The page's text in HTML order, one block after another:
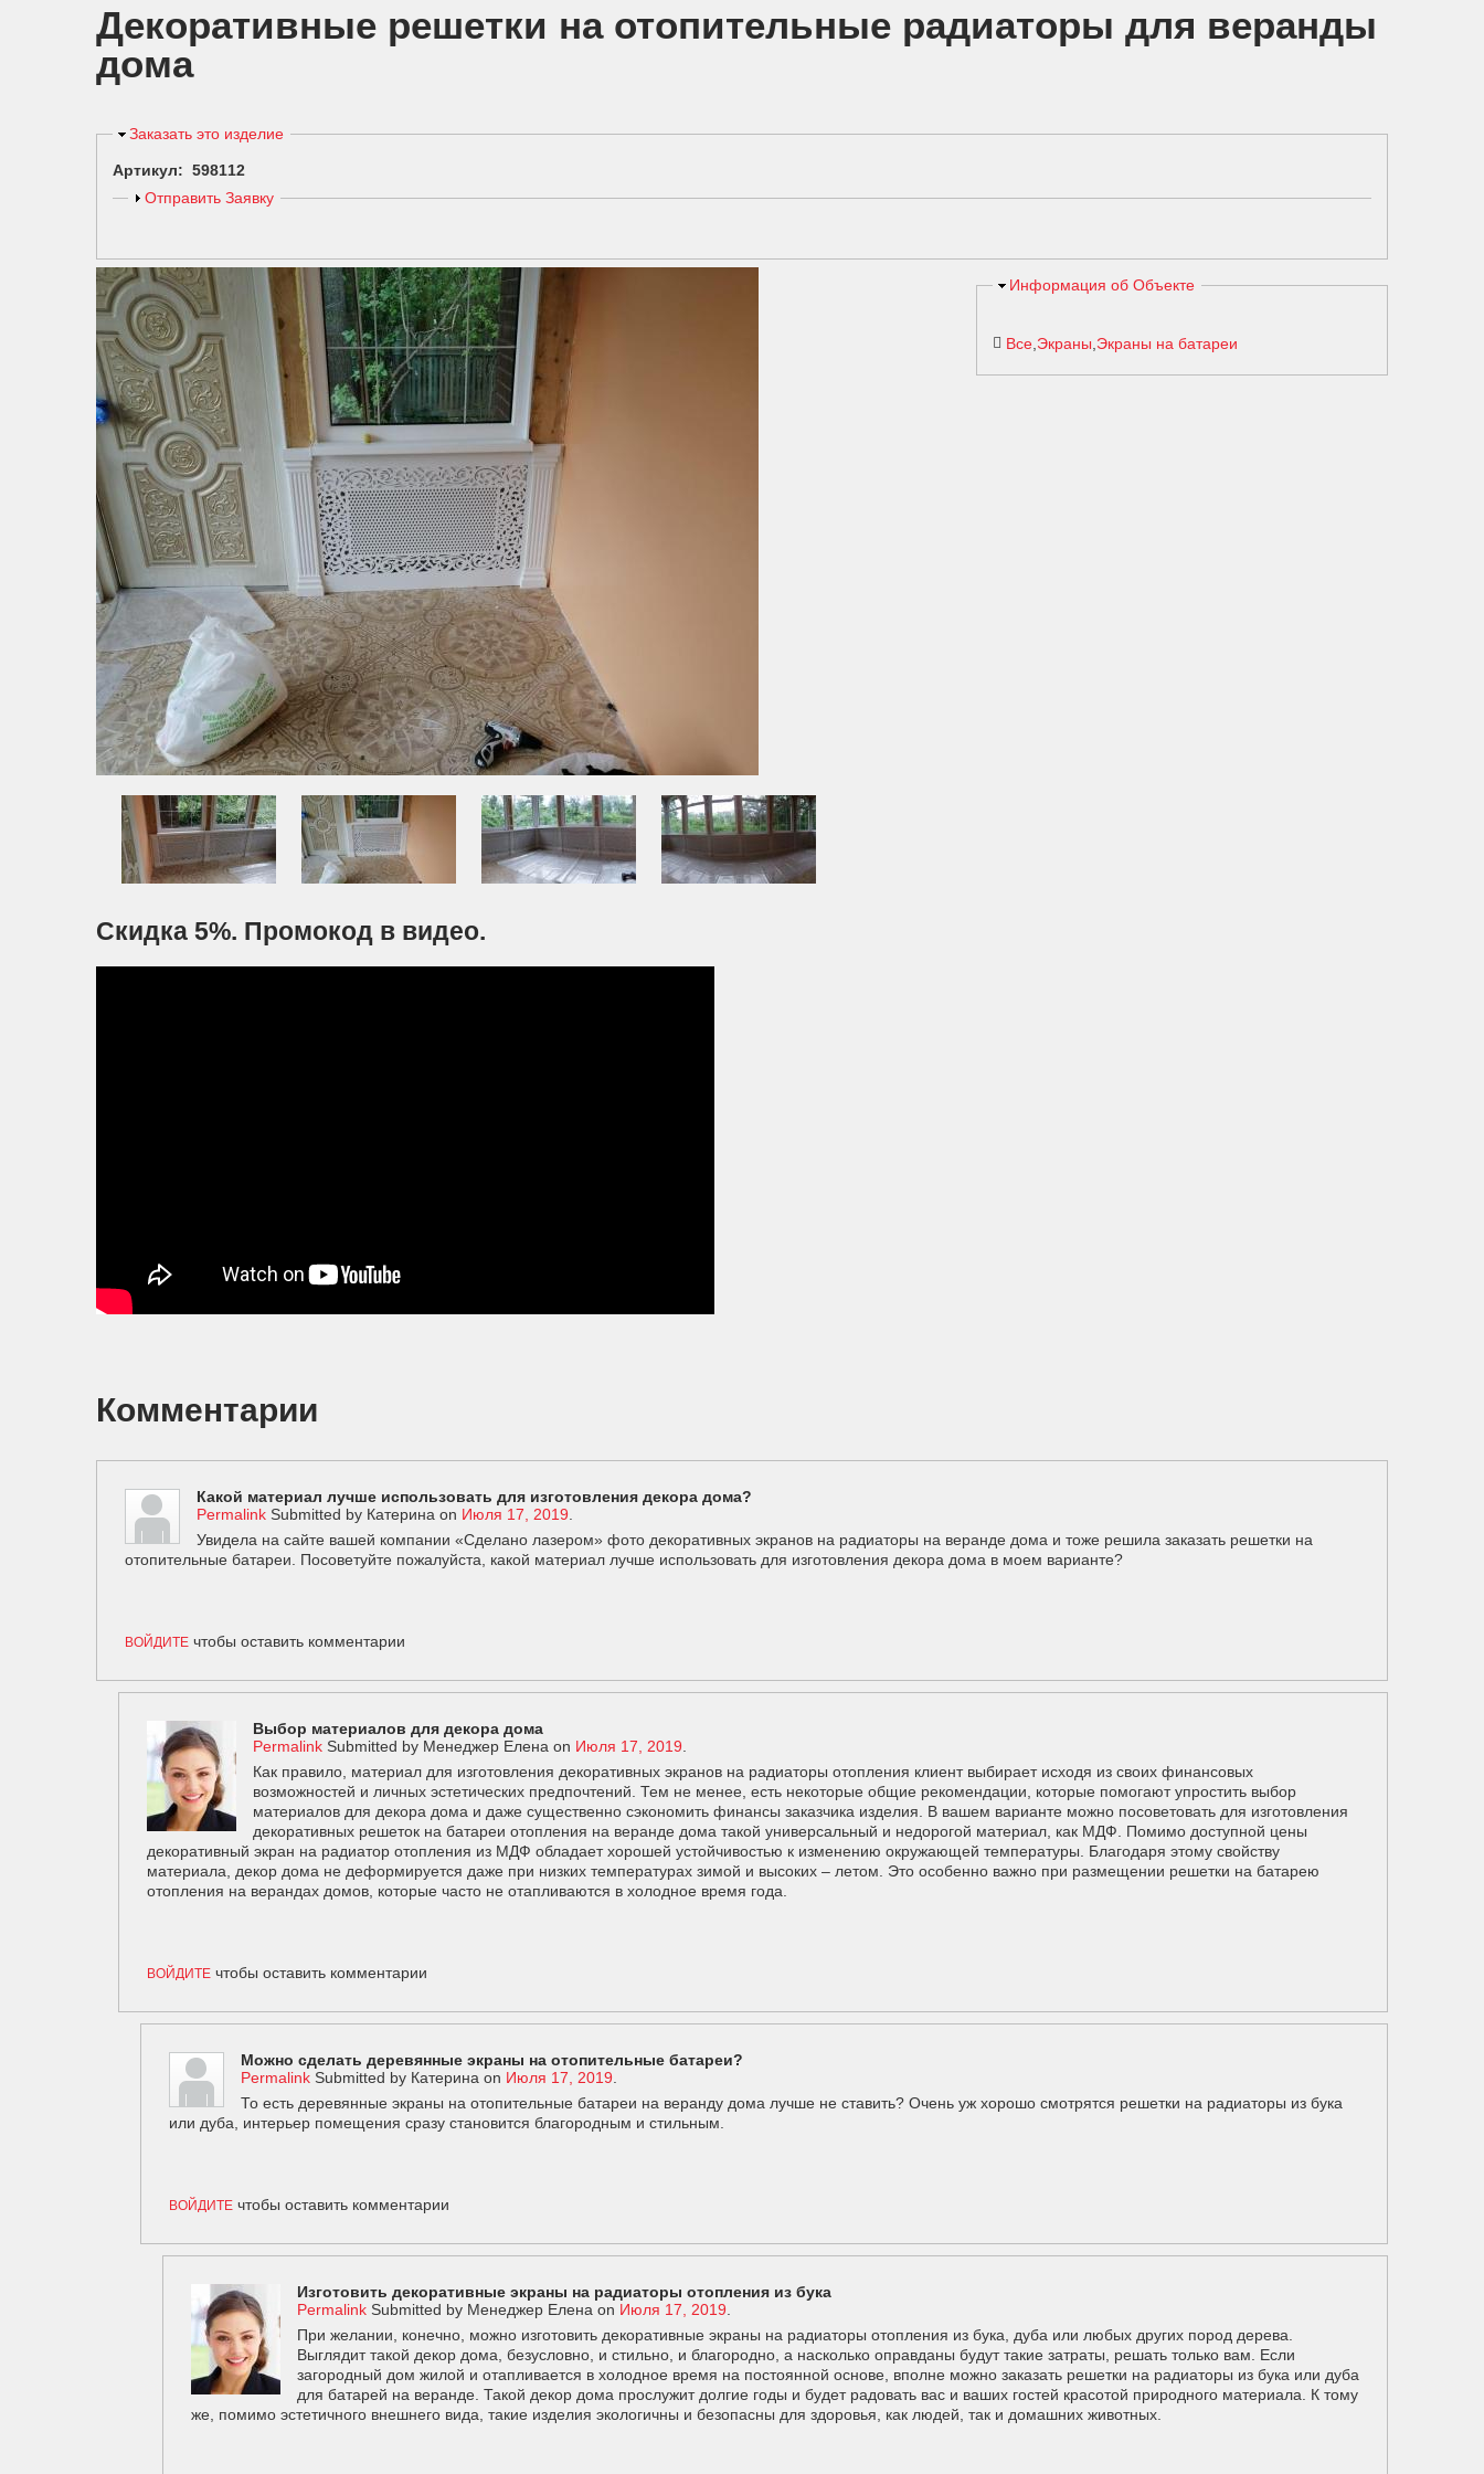
Декоративные решетки на отопительные радиаторы для веранды
дома
Скрыть
Заказать это изделие
Артикул: 598112
Показать
Отправить Заявку
Скрыть
Информация об Объекте
Все Экраны Экраны на батареи
Скидка 5%. Промокод в видео.
Комментарии
Какой материал лучше использовать для изготовления декора дома?
Permalink Submitted by Катерина on Июля 17, 2019
Увидела на сайте вашей компании «Сделано лазером» фото декоративных экранов на радиаторы на веранде дома и тоже решила заказать решетки на
отопительные батареи. Посоветуйте пожалуйста, какой материал лучше использовать для изготовления декора дома в моем варианте?
ВОЙДИТЕ чтобы оставить комментарии
Выбор материалов для декора дома
Permalink Submitted by Менеджер Елена on Июля 17, 2019
Как правило, материал для изготовления декоративных экранов на радиаторы отопления клиент выбирает исходя из своих финансовых
возможностей и личных эстетических предпочтений. Тем не менее, есть некоторые общие рекомендации, которые помогают упростить выбор
материалов для декора дома и даже существенно сэкономить финансы заказчика изделия. В вашем варианте можно посоветовать для изготовления
декоративных решеток на батареи отопления на веранде дома такой универсальный и недорогой материал, как МДФ. Помимо доступной цены
декоративный экран на радиатор отопления из МДФ обладает хорошей устойчивостью к изменению окружающей температуры. Благодаря этому свойству
материала, декор дома не деформируется даже при низких температурах зимой и высоких – летом. Это особенно важно при размещении решетки на батарею
отопления на верандах домов, которые часто не отапливаются в холодное время года.
ВОЙДИТЕ чтобы оставить комментарии
Можно сделать деревянные экраны на отопительные батареи?
Permalink Submitted by Катерина on Июля 17, 2019
То есть деревянные экраны на отопительные батареи на веранду дома лучше не ставить? Очень уж хорошо смотрятся решетки на радиаторы из бука
или дуба, интерьер помещения сразу становится благородным и стильным.
ВОЙДИТЕ чтобы оставить комментарии
Изготовить декоративные экраны на радиаторы отопления из бука
Permalink Submitted by Менеджер Елена on Июля 17, 2019
При желании, конечно, можно изготовить декоративные экраны на радиаторы отопления из бука, дуба или любых других пород дерева.
Выглядит такой декор дома, безусловно, и стильно, и благородно, а насколько оправданы будут такие затраты, решать только вам. Если
загородный дом жилой и отапливается в холодное время на постоянной основе, вполне можно заказать решетки на радиаторы из бука или дуба
для батарей на веранде. Такой декор дома прослужит долгие годы и будет радовать вас и ваших гостей красотой природного материала. К тому
же, помимо эстетичного внешнего вида, такие изделия экологичны и безопасны для здоровья, как людей, так и домашних животных.